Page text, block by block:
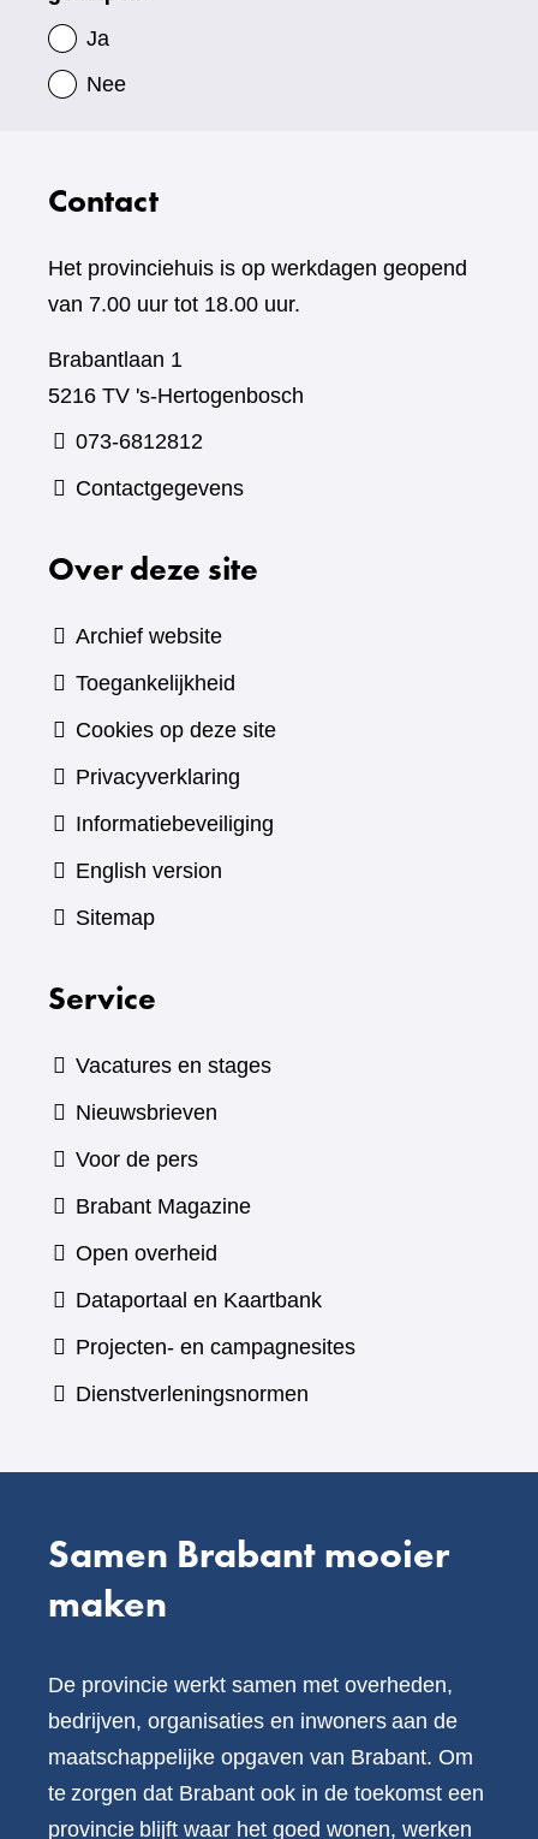
Ja
Nee
Contact
Het provinciehuis is op werkdagen geopend
van 7.00 uur tot 18.00 uur.
Brabantlaan 1
5216 TV 's-Hertogenbosch
073-6812812
Contactgegevens
Over deze site
Archief website
Toegankelijkheid
Cookies op deze site
Privacyverklaring
Informatiebeveiliging
English version
Sitemap
Service
Vacatures en stages
Nieuwsbrieven
Voor de pers
Brabant Magazine(verwijst
andere
website)
Open overheid
Dataportaal en Kaartbank(verwijst
naar
Projecten- en campagnesites
Dienstverleningsnormen
Samen Brabant mooier
maken
De provincie werkt samen met overheden,
bedrijven, organisaties en inwoners aan de
maatschappelijke opgaven van Brabant. Om
te zorgen dat Brabant ook in de toekomst een
provincie blijft waar het goed wonen, werken